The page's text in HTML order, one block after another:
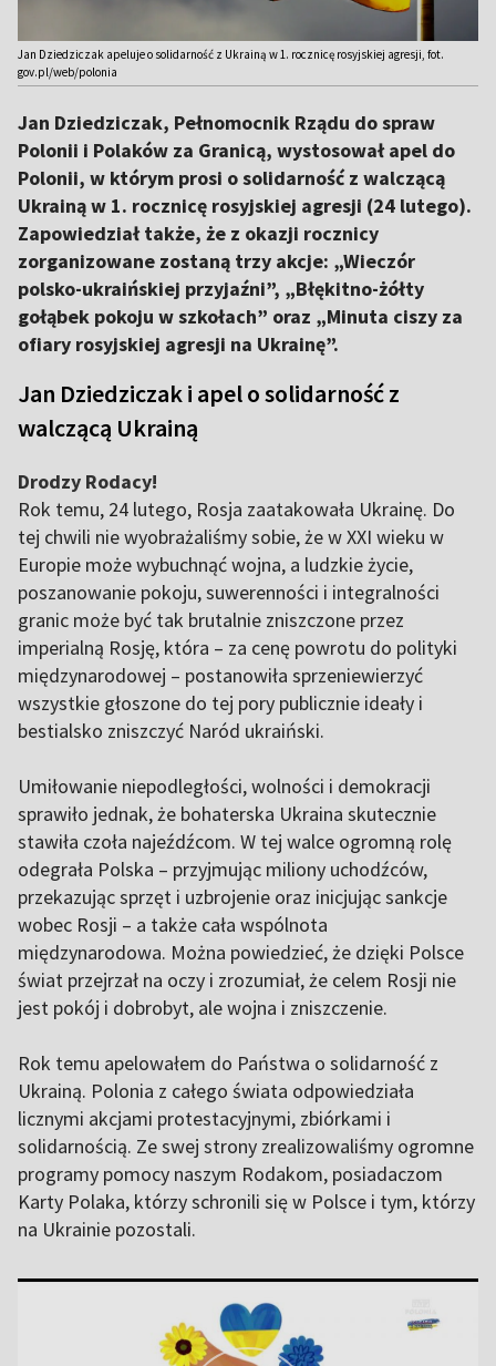
Jan Dziedziczak apeluje o solidarność z Ukrainą w 1. rocznicę rosyjskiej agresji, fot.
gov.pl/web/polonia
Jan Dziedziczak, Pełnomocnik Rządu do spraw
Polonii i Polaków za Granicą, wystosował apel do
Polonii, w którym prosi o solidarność z walczącą
Ukrainą w 1. rocznicę rosyjskiej agresji (24 lutego).
Zapowiedział także, że z okazji rocznicy
zorganizowane zostaną trzy akcje: „Wieczór
polsko-ukraińskiej przyjaźni”, „Błękitno-żółty
gołąbek pokoju w szkołach” oraz „Minuta ciszy za
ofiary rosyjskiej agresji na Ukrainę”.
Jan Dziedziczak i apel o solidarność z
walczącą Ukrainą
Drodzy Rodacy!
Rok temu, 24 lutego, Rosja zaatakowała Ukrainę. Do
tej chwili nie wyobrażaliśmy sobie, że w XXI wieku w
Europie może wybuchnąć wojna, a ludzkie życie,
poszanowanie pokoju, suwerenności i integralności
granic może być tak brutalnie zniszczone przez
imperialną Rosję, która – za cenę powrotu do polityki
międzynarodowej – postanowiła sprzeniewierzyć
wszystkie głoszone do tej pory publicznie ideały i
bestialsko zniszczyć Naród ukraiński.
Umiłowanie niepodległości, wolności i demokracji
sprawiło jednak, że bohaterska Ukraina skutecznie
stawiła czoła najeźdźcom. W tej walce ogromną rolę
odegrała Polska – przyjmując miliony uchodźców,
przekazując sprzęt i uzbrojenie oraz inicjując sankcje
wobec Rosji – a także cała wspólnota
międzynarodowa. Można powiedzieć, że dzięki Polsce
świat przejrzał na oczy i zrozumiał, że celem Rosji nie
jest pokój i dobrobyt, ale wojna i zniszczenie.
Rok temu apelowałem do Państwa o solidarność z
Ukrainą. Polonia z całego świata odpowiedziała
licznymi akcjami protestacyjnymi, zbiórkami i
solidarnością. Ze swej strony zrealizowaliśmy ogromne
programy pomocy naszym Rodakom, posiadaczom
Karty Polaka, którzy schronili się w Polsce i tym, którzy
na Ukrainie pozostali.